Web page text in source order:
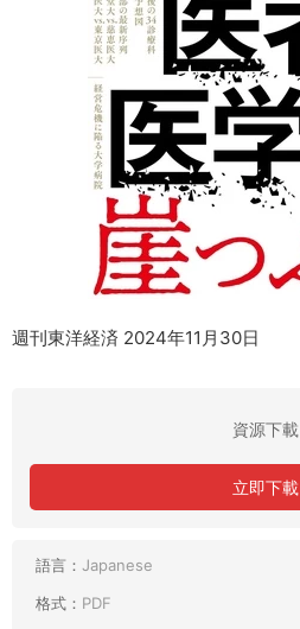
週刊東洋経済 2024年11月30日
資源下載
立即下載
語言： Japanese
格式： PDF